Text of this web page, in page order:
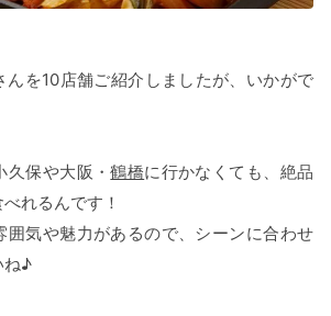
んを10店舗ご紹介しましたが、いかがで
久保や大阪・鶴橋に行かなくても、絶品
れるんです！
囲気や魅力があるので、シーンに合わせ
ね♪